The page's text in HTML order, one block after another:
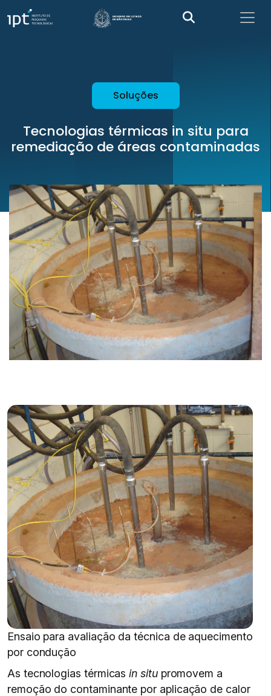
Soluções
Tecnologias térmicas in situ para
remediação de áreas contaminadas
Ensaio para avaliação da técnica de aquecimento
por condução
As tecnologias térmicasin situpromovem a
remoção do contaminante por aplicação de calor